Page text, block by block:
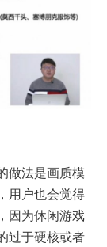
做法是画质模
用户也会觉得
因为休闲游戏
过于硬核或者